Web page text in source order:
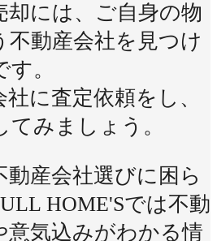
却には、ご自身の物
不動産会社を見つけ
。
に査定依頼をし、
てみましょう。
動産会社選びに困ら
HOME'Sでは不動
意気込みがわかる情